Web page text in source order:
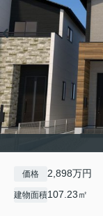
価格 2,898万円
建物面積107.23㎡